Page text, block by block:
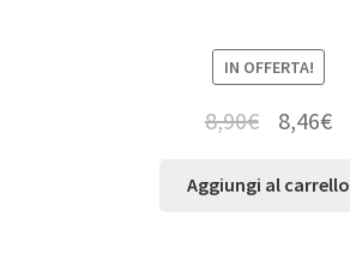
IN OFFERTA!
8,90€ 8,46€
Aggiungi al carrello